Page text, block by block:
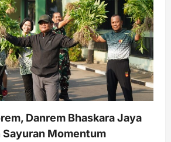
Danrem Bhaskara Jaya
Sayuran Momentum